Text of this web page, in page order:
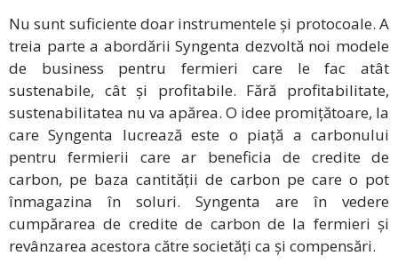
Nu sunt suficiente doar instrumentele și protocoale. A
treia parte a abordării Syngenta dezvoltă noi modele
de business pentru fermieri care le fac atât
sustenabile, cât și profitabile. Fără profitabilitate,
sustenabilitatea nu va apărea. O idee promițătoare, la
care Syngenta lucrează este o piață a carbonului
pentru fermierii care ar beneficia de credite de
carbon, pe baza cantității de carbon pe care o pot
înmagazina în soluri. Syngenta are în vedere
cumpărarea de credite de carbon de la fermieri și
revânzarea acestora către societăți ca și compensări.